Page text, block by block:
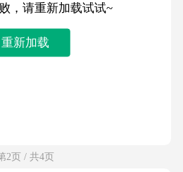
，请重新加载试试~
重新加载
2页 / 共4页